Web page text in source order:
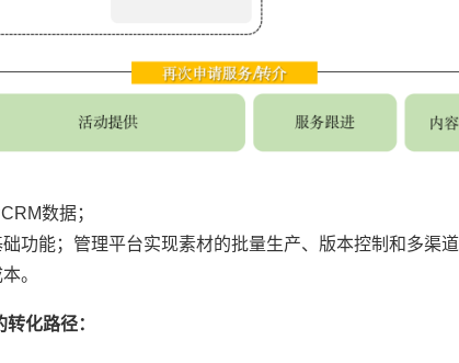
数据；
功能；管理平台实现素材的批量生产、版本控制和多渠
。
化路径：